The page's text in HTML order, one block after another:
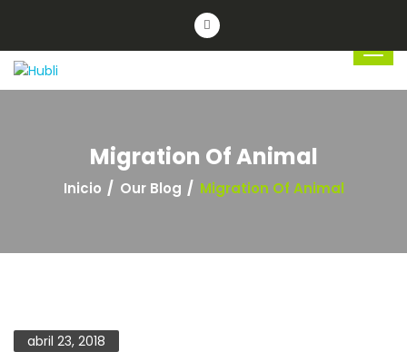
Migration Of Animal
Inicio Our Blog Migration Of Animal
abril 23, 2018